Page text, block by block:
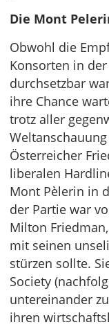
Die Mont
Obwohl die
Konsorten in
durchsetzbar
ihre Chance
trotz aller
Österreicher
liberalen
Mont Pèlerin in
der Partie war
Milton
mit seinen
stürzen sollte.
Society
untereinander
ihren